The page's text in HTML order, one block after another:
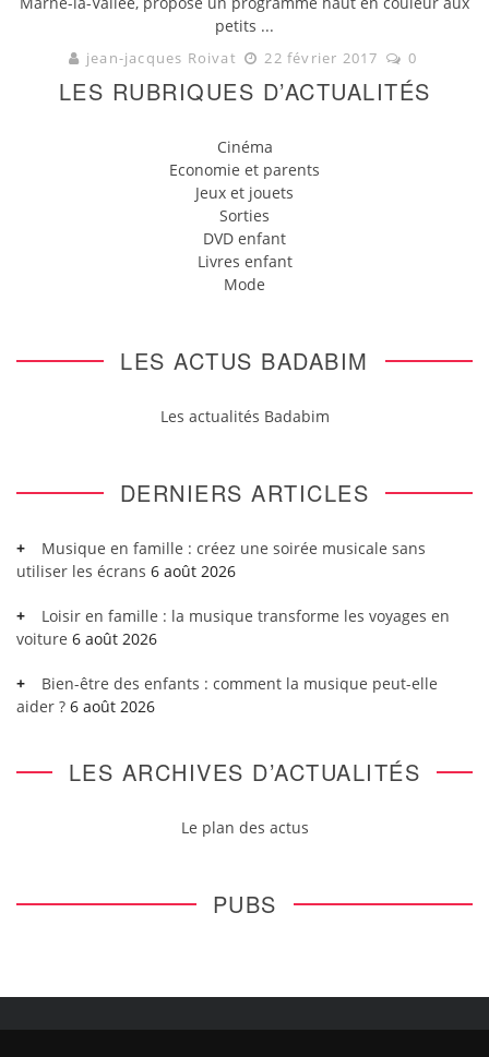
petits ...
jean-jacques Roivat 22 février 2017 0
LES RUBRIQUES D’ACTUALITÉS
Cinéma
Economie et parents
Jeux et jouets
Sorties
DVD enfant
Livres enfant
Mode
LES ACTUS BADABIM
Les actualités Badabim
DERNIERS ARTICLES
Musique en famille : créez une soirée musicale sans
utiliser les écrans 6 août 2026
Loisir en famille : la musique transforme les voyages en
voiture 6 août 2026
Bien-être des enfants : comment la musique peut-elle
aider ? 6 août 2026
LES ARCHIVES D’ACTUALITÉS
Le plan des actus
PUBS